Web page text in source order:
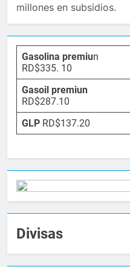
millones en subsidios.
Gasolina premiun
RD$335. 10
Gasoil premiun
RD$287.10
GLP RD$137.20
Divisas